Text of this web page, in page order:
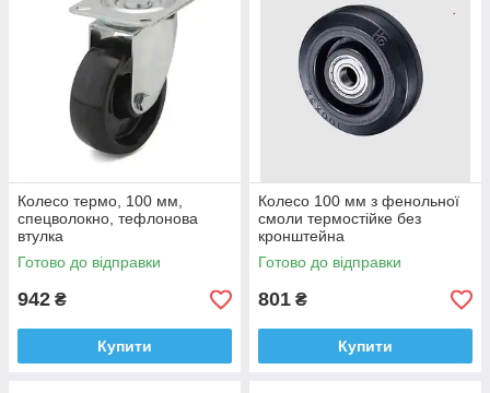
Колесо термо, 100 мм,
спецволокно, тефлонова
втулка
Готово до відправки
942 ₴
Купити
Колесо 100 мм з фенольної
смоли термостійке без
кронштейна
Готово до відправки
801 ₴
Купити